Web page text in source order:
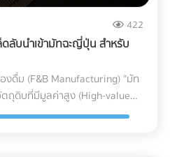
วดล้อมแกว่งไปมา อาจส่งผล
แข็งแรงของชิ้นงาน
แวดล้อมให้คงที่ ทำให้ชิ้นส่วน
นาดที่แม่นยำ (Precision) ตาม
ลายคนมักมองข้ามคือ
พลาสติกจะถูกผลิตออกมาอย่าง
ดประกอบใหม่ และสูญเสียต้นทุน
าประโยชน์ (Downtime Cost) 2.
ชื่อเสียงที่เสียไป (Warranty
นทาน" คือหัวใจของเครื่องปรับ
ทำหน้าที่สำคัญในการดักจับ
ลายคอมเพรสเซอร์ หาก
อดักของเหลวไม่ได้
ายุการใช้งานทันที ต้นทุนในการ
422
ลับนำเข้ามัทฉะญี่ปุ่น สำหรับ
งดื่ม (F&B Manufacturing) "มัท
ตถุดิบที่มีมูลค่าสูง (High-value
มอย่างต่อเนื่อง แต่ในขณะเดียวกัน